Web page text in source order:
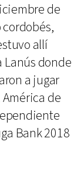
de
cordobés,
allí
Lanús donde
a jugar
América de
Bank 2018